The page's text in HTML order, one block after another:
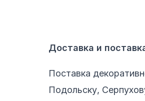
Доставка и
Поставка
Подольску,